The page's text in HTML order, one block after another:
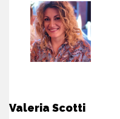
Valeria Scotti